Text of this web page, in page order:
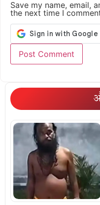
Save my name, email,
the next time I